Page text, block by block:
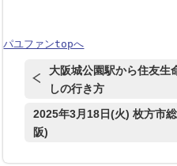
パユファンtopへ
大阪城公園駅から住友生
しの行き方
2025年3月18日(火) 枚方市
阪)